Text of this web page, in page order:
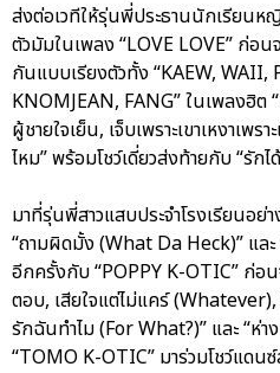
ส่งต่อเวทีให้รุ่นพี่ประธานนักเรียนห
ตัวมัมในเพลง “LOVE LOVE” ก่อ
กันแบบเรียงตัวทั้ง “KAEW, WAII,
KNOMJEAN, FANG” ในเพลงฮิต
ผู้ชายใจเย็น, เจ็บเพราะเขาเหงาเพ
ไหม” พร้อมโชว์เดี่ยวส่งท้ายกับ “รักไ
มาที่รุ่นพี่สาวแสบประจำโรงเรียนอย่
“ถามผิดมั้ง (What Da Heck)” แล
อีกครั้งกับ “POPPY K-OTIC” ก่อน
ตอบ, เสียใจแต่ไม่แคร์
รักฉันทำไม (For What?)” และ “
“TOMO K-OTIC” มาร่วมโชว์แดน